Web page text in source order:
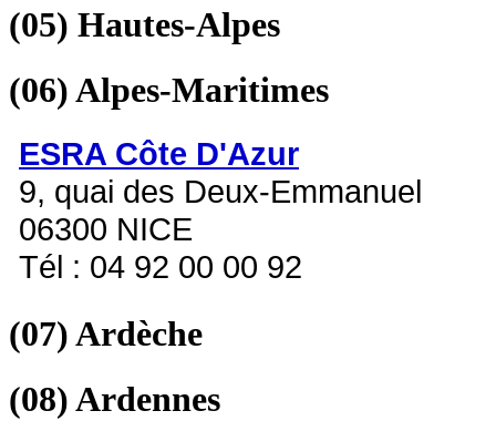
(05) Hautes-Alpes
(06)Alpes-Maritimes
ESRA Côte D'Azur
9, quai des Deux-Emmanuel
06300 NICE
Tél : 04 92 00 00 92
(07)Ardèche
(08)Ardennes